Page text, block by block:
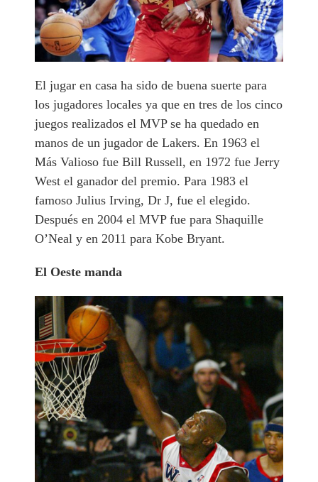
El jugar en casa ha sido de buena suerte para
los jugadores locales ya que en tres de los cinco
juegos realizados el MVP se ha quedado en
manos de un jugador de Lakers. En 1963 el
Más Valioso fue Bill Russell, en 1972 fue Jerry
West el ganador del premio. Para 1983 el
famoso Julius Irving, Dr J, fue el elegido.
Después en 2004 el MVP fue para Shaquille
O’Neal y en 2011 para Kobe Bryant.
El Oeste manda